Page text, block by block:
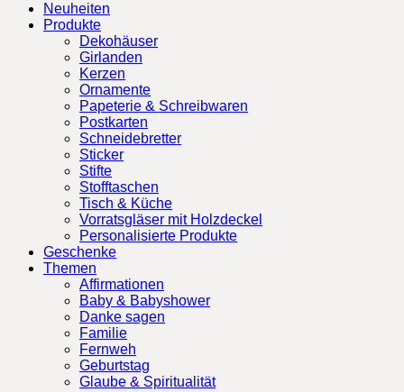
Neuheiten
Produkte
Dekohäuser
Girlanden
Kerzen
Ornamente
Papeterie & Schreibwaren
Postkarten
Schneidebretter
Sticker
Stifte
Stofftaschen
Tisch & Küche
Vorratsgläser mit Holzdeckel
Personalisierte Produkte
Geschenke
Themen
Affirmationen
Baby & Babyshower
Danke sagen
Familie
Fernweh
Geburtstag
Glaube & Spiritualität